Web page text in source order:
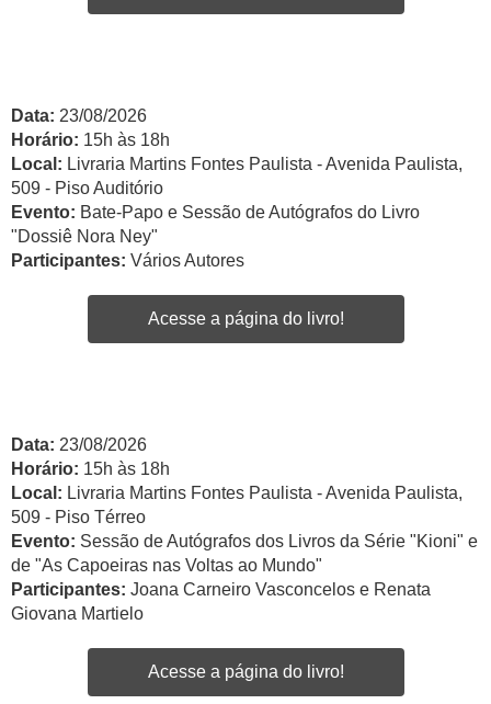
Data: 23/08/2026
Horário: 15h às 18h
Local: Livraria Martins Fontes Paulista - Avenida Paulista,
509 - Piso Auditório
Evento: Bate-Papo e Sessão de Autógrafos do Livro
"Dossiê Nora Ney"
Participantes: Vários Autores
Acesse a página do livro!
Data: 23/08/2026
Horário: 15h às 18h
Local: Livraria Martins Fontes Paulista - Avenida Paulista,
509 - Piso Térreo
Evento: Sessão de Autógrafos dos Livros da Série "Kioni" e
de "As Capoeiras nas Voltas ao Mundo"
Participantes: Joana Carneiro Vasconcelos e Renata
Giovana Martielo
Acesse a página do livro!